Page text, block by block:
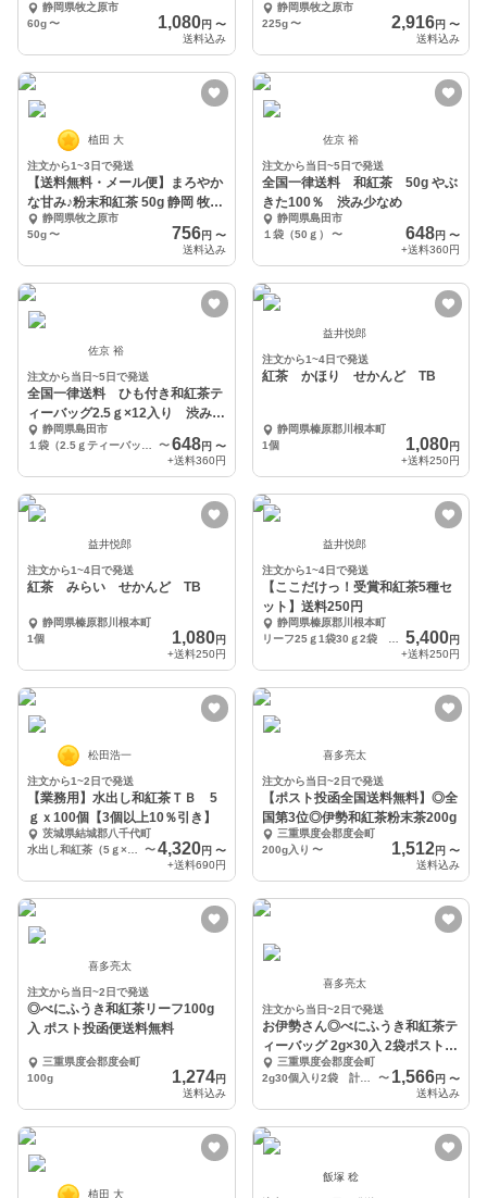
静岡県牧之原市
60g〜 1,080円 〜
送料込み
原 静岡県牧之原市
225g 〜 2,916円 〜
送料込み
植田 大
注文から1~3日で発送
【送料無料・メール便】まろやか
な甘み♪粉末和紅茶 50g 静岡 牧之
原 静岡県牧之原市
50g〜 756円 〜
送料込み
佐京 裕
注文から当日~5日で発送
全国一律送料 和紅茶 50g やぶ
きた100％ 渋み少なめ
静岡県島田市
１袋（50ｇ）
〜 648円 〜
+送料360円
佐京 裕
注文から当日~5日で発送
全国一律送料 ひも付き和紅茶テ
ィーバッグ2.5ｇ×12入り 渋み少
なめ静岡県島田市
〜 648円 〜
+送料360円
益井悦郎
注文から1~4日で発送
紅茶 かほり せかんど TB
静岡県榛原郡川根本町
1個
1,080円
+送料250円
益井悦郎
注文から1~4日で発送
紅茶 みらい せかんど TB
静岡県榛原郡川根本町
1個
1,080円
+送料250円
益井悦郎
注文から1~4日で発送
【ここだけっ！受賞和紅茶5種セ
ット】送料250円
静岡県榛原郡川根本町
5,400円
+送料250円
松田浩一
注文から1~2日で発送
【業務用】水出し和紅茶ＴＢ 5
ｇｘ100個【3個以上10％引き】
茨城県結城郡八千代町
〜 4,320円 〜
+送料690円
喜多亮太
注文から当日~2日で発送
【ポスト投函全国送料無料】◎全
国第3位◎伊勢和紅茶粉末茶200g
三重県度会郡度会町
200g入り 〜 1,512円 〜
送料込み
喜多亮太
注文から当日~2日で発送
◎べにふうき和紅茶リーフ100g
入 ポスト投函便送料無料
三重県度会郡度会町
100g
1,274円
送料込み
喜多亮太
注文から当日~2日で発送
お伊勢さん◎べにふうき和紅茶テ
ィーバッグ 2g×30入 2袋ポスト投
函便送料無料
三重県度会郡度会町
2g30個入り2袋 計60個
〜 1,566円 〜
送料込み
植田 大
飯塚 稔